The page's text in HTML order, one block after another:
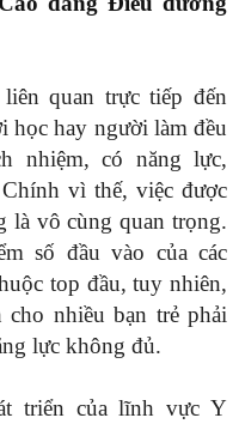
quan trực tiếp đến
học hay người làm đều
nhiệm, có năng lực,
vì thế, việc được
là vô cùng quan trọng.
số đầu vào của các
top đầu, tuy nhiên,
nhiều bạn trẻ phải
lực không đủ.
triển của lĩnh vực Y